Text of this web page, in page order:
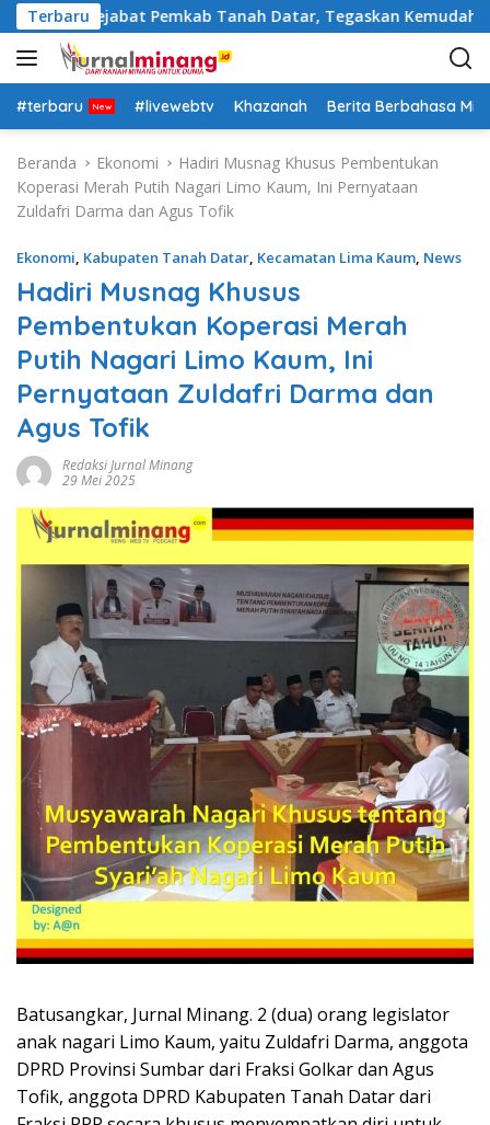
a
g
u
TerbaruPejabat Pemkab Tanah Datar, Tegaskan Kemudahan
#terbaru #livewebtv Khazanah Berita Berbahasa
Beranda Ekonomi
Hadiri Musnag Khusus Pembentukan
Koperasi Merah Putih Nagari Limo Kaum, Ini Pernyataan
Zuldafri Darma dan Agus Tofik
Ekonomi, Kabupaten Tanah Datar, Kecamatan Lima Kaum, News
Hadiri Musnag Khusus
Pembentukan Koperasi Merah
Putih Nagari Limo Kaum, Ini
Pernyataan Zuldafri Darma dan
Agus Tofik
Redaksi Jurnal Minang
29 Mei 2025
Batusangkar, Jurnal Minang. 2 (dua) orang legislator
anak nagari Limo Kaum, yaitu Zuldafri Darma, anggota
DPRD Provinsi Sumbar dari Fraksi Golkar dan Agus
Tofik, anggota DPRD Kabupaten Tanah Datar dari